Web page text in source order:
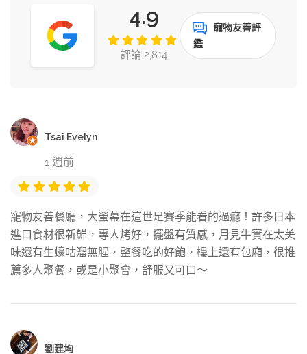
4.9
評論 2,814
寵物友善評
鑑
Tsai Evelyn
1 週前
寵物友善餐廳，大螢幕在這世足賽季能看的過癮！許多日本
進口食材很新鮮，專人烤好，擺盤有質感，月見牛實在太美
味還有生蠔咕溜無腥，整餐吃的好飽，樓上還有包廂，很推
薦多人聚餐，或是小聚會，舒服又可口～
劉建均